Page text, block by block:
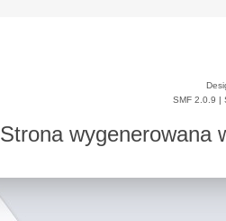
SMF 2.0.9 |
Strona wygenerowana